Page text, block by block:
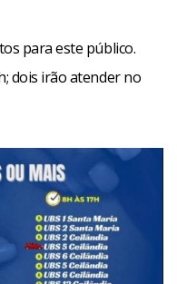
para este público.
dois irão atender no